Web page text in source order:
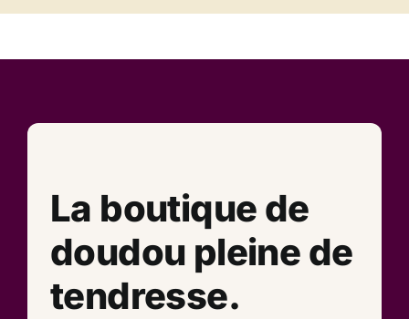
La boutique de
doudou pleine de
tendresse.